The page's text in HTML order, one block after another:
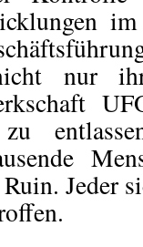
nur
zu
Jeder